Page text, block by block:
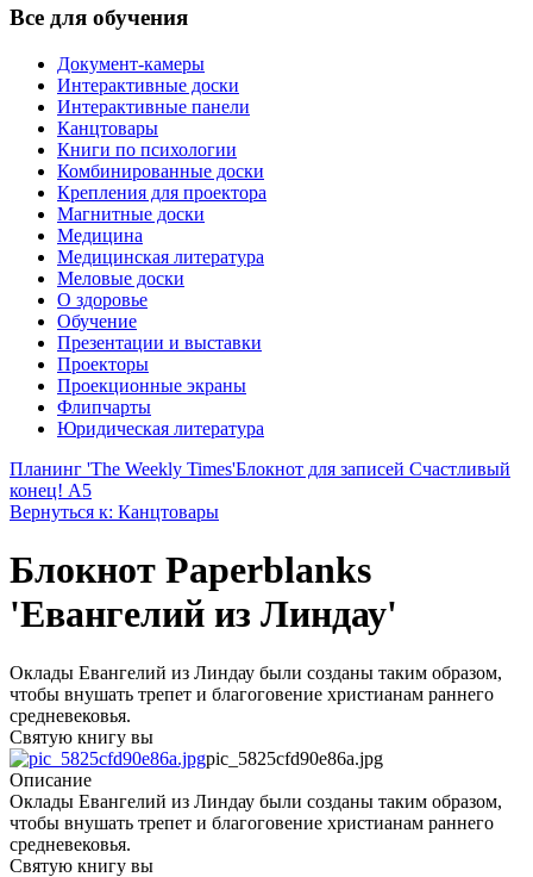
Все для обучения
Документ-камеры
Интерактивные доски
Интерактивные панели
Канцтовары
Книги по психологии
Комбинированные доски
Крепления для проектора
Магнитные доски
Медицина
Медицинская литература
Меловые доски
О здоровье
Обучение
Презентации и выставки
Проекторы
Проекционные экраны
Флипчарты
Юридическая литература
Планинг 'The Weekly Times'Блокнот для записей Счастливый
конец! А5
Вернуться к: Канцтовары
Блокнот Paperblanks
'Евангелий из Линдау'
Оклады Евангелий из Линдау были созданы таким образом,
чтобы внушать трепет и благоговение христианам раннего
средневековья.
Святую книгу вы
pic_5825cfd90e86a.jpg
Описание
Оклады Евангелий из Линдау были созданы таким образом,
чтобы внушать трепет и благоговение христианам раннего
средневековья.
Святую книгу вы